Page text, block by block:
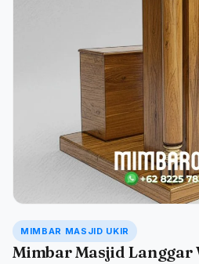
MIMBAR MASJID UKIR
Mimbar Masjid Langgar